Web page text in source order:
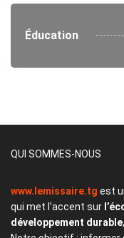
Éducation
QUI SOMMES-NOUS
www.lemissaire.tg est
qui met l’accent sur
développement durable